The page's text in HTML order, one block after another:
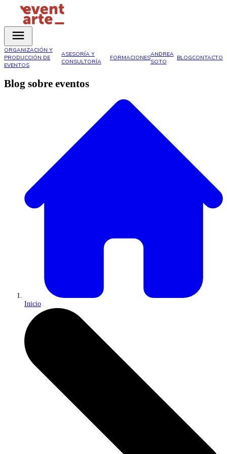
ORGANIZACIÓN Y
PRODUCCIÓN DE
EVENTOS
ASESORÍA Y
CONSULTORÍA
FORMACIONESANDREA
SOTO
BLOGCONTACTO
Blog sobre eventos
Inicio